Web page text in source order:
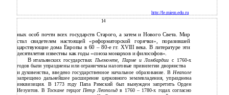
http://fe.miem.edu.ru
14
ных особ почти всех государств Старого, а затем и Нового Света. Мир
стал свидетелем настоящей «реформаторской горячки», поразившей
царствующие дома Европы в 60 – 80-е гг. XVIII века. В литературе эти
десятилетия известны как годы «союза монархов и философов».
В итальянских государствах Пьемонте, Парме и Ломбардии с 1760-х
годов были упразднены или ограничены налоговые привилегии дворянства
и духовенства, введено государственное начальное образование. В Неаполе
запрещено дальнейшее расширение церковного землевладения, упразднена
инквизиция. В 1773 году Папа Римский был вынужден запретить Орден
Иезуитов. В Тоскане герцог Петр Леопольдв 1760 – 1780-х годах согласно